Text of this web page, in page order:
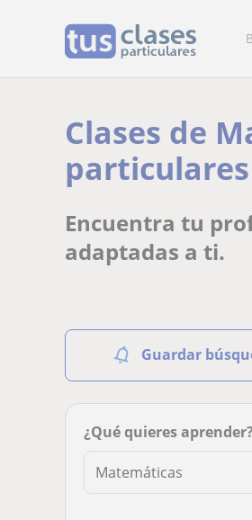
Clases de
Encuentra tu
adaptadas a ti.
Guardar
¿Qué quieres aprender?